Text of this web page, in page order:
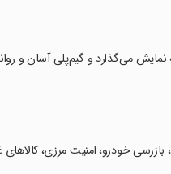
می‌گذارد و گیم‌پلی آسان و
خودرو، امنیت مرزی، کالاهای